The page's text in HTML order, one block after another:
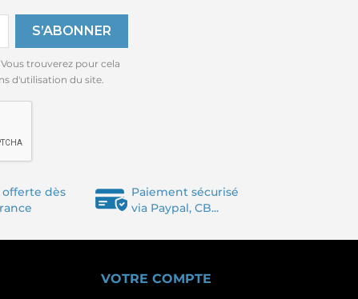
trouverez pour cela
d'utilisation du site.
offerte dès
Paiement sécurisé
via Paypal, CB...
VOTRE COMPTE